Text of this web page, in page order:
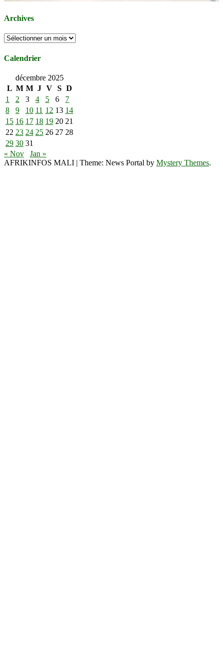
Archives
Archives
Calendrier
décembre 2025
L M M J V S D
1
2 3 4 5 6
7
8
9 10 11 12 13 14
15 16 17 18 19 20 21
22 23 24 25 26 27 28
29 30 31
« Nov
Jan »
AFRIKINFOS MALI | Theme: News Portal by Mystery Themes.